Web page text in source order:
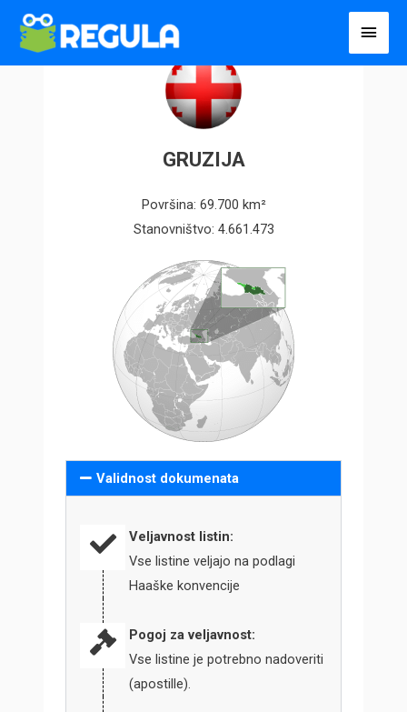
Пређи
GRUZIJA
Površina: 69.700 km²
Stanovništvo: 4.661.473
Validnost dokumenata
Veljavnost listin:
Vse listine veljajo na podlagi
Haaške konvencije
Pogoj za veljavnost:
Vse listine je potrebno nadoveriti
(apostille).